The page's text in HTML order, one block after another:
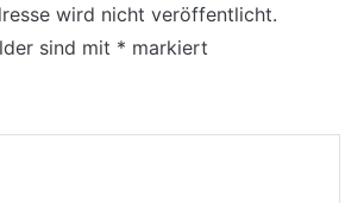
wird nicht veröffentlicht.
sind mit * markiert